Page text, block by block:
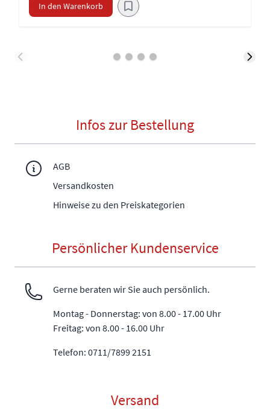
In den Warenkorb
Infos zur Bestellung
AGB
Versandkosten
Hinweise zu den Preiskategorien
Persönlicher Kundenservice
Gerne beraten wir Sie auch persönlich.
Montag - Donnerstag: von 8.00 - 17.00 Uhr
Freitag: von 8.00 - 16.00 Uhr
Telefon: 0711/7899 2151
Versand